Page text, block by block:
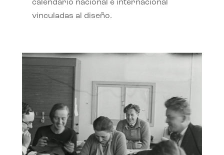
calendario nacional e internacional
vinculadas al diseño.